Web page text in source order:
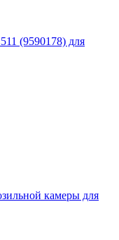
(9590178) для
камеры для